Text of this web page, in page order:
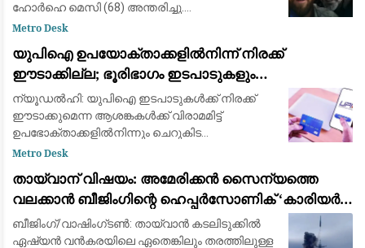
ഹോർഹെ മെസി (68) അന്തരിച്ചു.
അർജന്‍റീനയിലെ റെസാരിയോയിലെ
വെള്ളിയാഴ്ച രാത്രി പത്തിനായിരുന്നു അന്ത്യം.
ഏറെക്കാ
Metro Desk
യുപിഐ ഉപയോക്താക്കളിൽനിന്ന് നിരക്ക്
ഈടാക്കില്ല; ഭൂരിഭാഗം ഇടപാടുകളും
വ്യാപാരികൾക്കും സൗജന്യമായി തുടരുമെന്ന്
കേന്ദ്ര സർക്കാർ
ന്യൂഡൽഹി: യുപിഐ ഇടപാടുകൾക്ക് നിരക്ക്
ഈടാക്കുമെന്ന ആശങ്കകൾക്ക് വിരാമമിട്ട്
ഉപഭോക്താക്കളിൽനിന്നും ചെറുകിട
വ്യാപാരികളിൽനിന്നും ഇത്തരം സേവനങ്ങൾക്ക്
എന്നാൽ, വ്യാപാ
Metro Desk
തായ്‌വാന് വിഷയം: അമേരിക്കൻ സൈന്യത്തെ
വലക്കാൻ ബീജിംഗിന്റെ ഹെപ്പർസോണിക് ‘കാരിയർ
കില്ലർ’ മിസൈലുകൾ
ബീജിംഗ്/വാഷിംഗ്ടൺ: തായ്‌വാൻ കടലിടുക്കിൽ
ഏഷ്യൻ വൻകരയിലെ ഏതെങ്കിലും തരത്തിലുള്ള